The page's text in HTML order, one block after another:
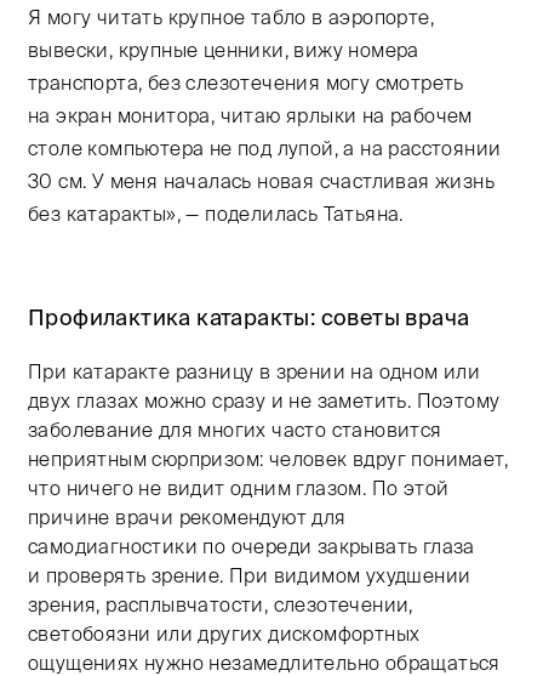
Я могу читать крупное табло в аэропорте,
вывески, крупные ценники, вижу номера
транспорта, без слезотечения могу смотреть
на экран монитора, читаю ярлыки на рабочем
столе компьютера не под лупой, а на расстоянии
30 см. У меня началась новая счастливая жизнь
без катаракты», — поделилась Татьяна.
Профилактика катаракты: советы врача
При катаракте разницу в зрении на одном или
двух глазах можно сразу и не заметить. Поэтому
заболевание для многих часто становится
неприятным сюрпризом: человек вдруг понимает,
что ничего не видит одним глазом. По этой
причине врачи рекомендуют для
самодиагностики по очереди закрывать глаза
и проверять зрение. При видимом ухудшении
зрения, расплывчатости, слезотечении,
светобоязни или других дискомфортных
ощущениях нужно незамедлительно обращаться